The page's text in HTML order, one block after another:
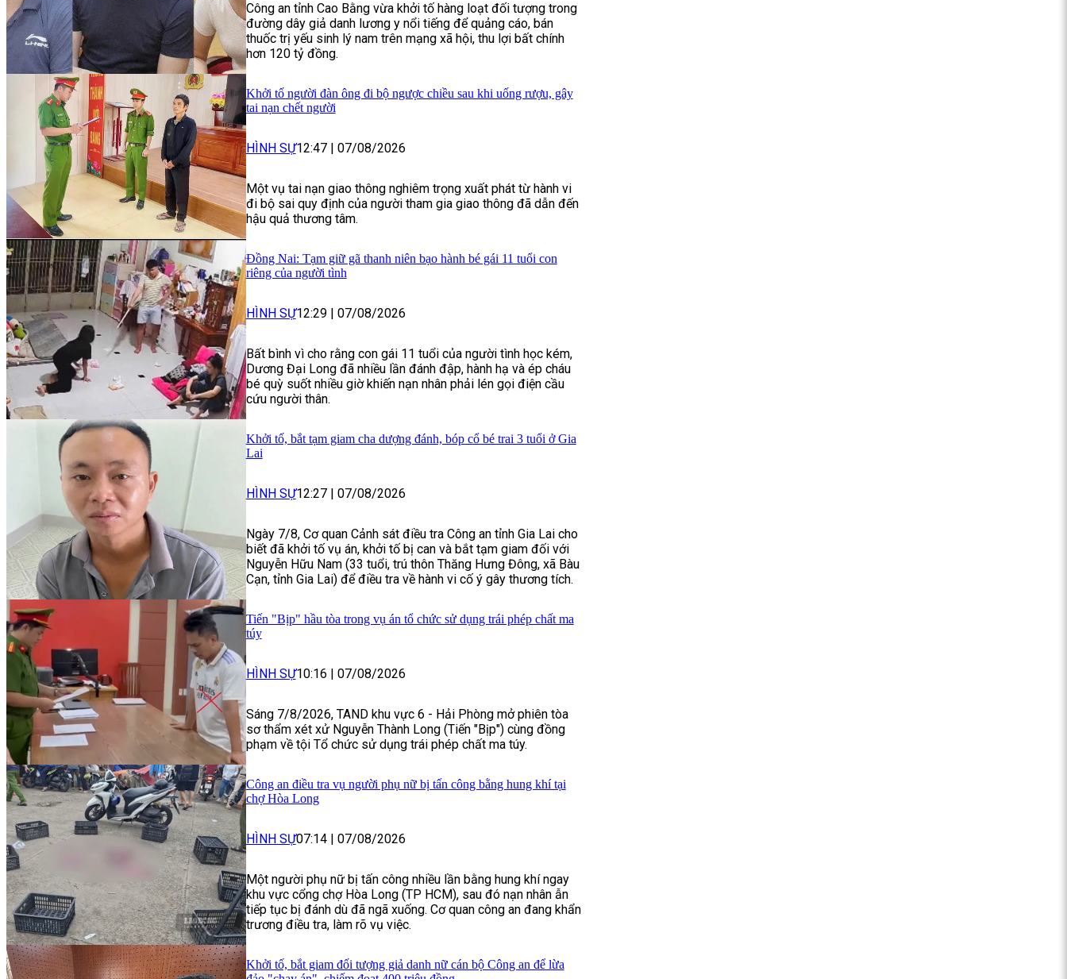
Công an tỉnh Cao Bằng vừa khởi tố hàng loạt đối tượng trong
đường dây giả danh lương y nổi tiếng để quảng cáo, bán
thuốc trị yếu sinh lý nam trên mạng xã hội, thu lợi bất chính
hơn 120 tỷ đồng.
Khởi tố người đàn ông đi bộ ngược chiều sau khi uống rượu, gây
tai nạn chết người
HÌNH SỰ12:47 07/08/2026
Một vụ tai nạn giao thông nghiêm trọng xuất phát từ hành vi
đi bộ sai quy định của người tham gia giao thông đã dẫn đến
hậu quả thương tâm.
Đồng Nai: Tạm giữ gã thanh niên bạo hành bé gái 11 tuổi con
riêng của người tình
HÌNH SỰ12:29 07/08/2026
Bất bình vì cho rằng con gái 11 tuổi của người tình học kém,
Dương Đại Long đã nhiều lần đánh đập, hành hạ và ép cháu
bé quỳ suốt nhiều giờ khiến nạn nhân phải lén gọi điện cầu
cứu người thân.
Khởi tố, bắt tạm giam cha dượng đánh, bóp cổ bé trai 3 tuổi ở Gia
Lai
HÌNH SỰ12:27 07/08/2026
Ngày 7/8, Cơ quan Cảnh sát điều tra Công an tỉnh Gia Lai cho
biết đã khởi tố vụ án, khởi tố bị can và bắt tạm giam đối với
Nguyễn Hữu Nam (33 tuổi, trú thôn Thăng Hưng Đông, xã Bàu
Cạn, tỉnh Gia Lai) để điều tra về hành vi cố ý gây thương tích.
Tiến "Bịp" hầu tòa trong vụ án tổ chức sử dụng trái phép chất ma
túy
HÌNH SỰ10:16 07/08/2026
Sáng 7/8/2026, TAND khu vực 6 - Hải Phòng mở phiên tòa
sơ thẩm xét xử Nguyễn Thành Long (Tiến "Bịp") cùng đồng
phạm về tội Tổ chức sử dụng trái phép chất ma túy.
Công an điều tra vụ người phụ nữ bị tấn công bằng hung khí tại
chợ Hòa Long
HÌNH SỰ07:14 07/08/2026
Một người phụ nữ bị tấn công nhiều lần bằng hung khí ngay
khu vực cổng chợ Hòa Long (TP HCM), sau đó nạn nhân ẫn
tiếp tục bị đánh dù đã ngã xuống. Cơ quan công an đang khẩn
trương điều tra, làm rõ vụ việc.
Khởi tố, bắt giam đối tượng giả danh nữ cán bộ Công an để lừa